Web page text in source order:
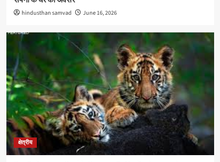
hindusthan samvad June 16, 2026
क्षेत्रीय